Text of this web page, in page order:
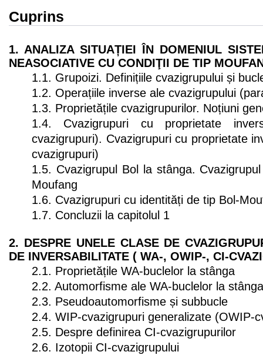
Cuprins
1. ANALIZA SITUAȚIEI ÎN DOMENIUL
NEASOCIATIVE CU CONDIŢII DE TIP
1.1. Grupoizi. Definițiile cvazigrupului și
1.2. Operațiile inverse ale cvazigrupului
1.3. Proprietățile cvazigrupurilor. Noțiuni
1.4. Cvazigrupuri cu proprietate
cvazigrupuri). Cvazigrupuri cu proprietate
cvazigrupuri)
1.5. Cvazigrupul Bol la stânga.
Moufang
1.6. Cvazigrupuri cu identități de tip Bol-
1.7. Concluzii la capitolul 1
2. DESPRE UNELE CLASE DE
DE INVERSABILITATE ( WA-, OWIP-, CI-
2.1. Proprietățile WA-buclelor la stânga
2.2. Automorfisme ale WA-buclelor la stânga
2.3. Pseudoautomorfisme și subbucle
2.4. WIP-cvazigrupuri generalizate (OWIP-
2.5. Despre definirea CI-cvazigrupurilor
2.6. Izotopii CI-cvazigrupului